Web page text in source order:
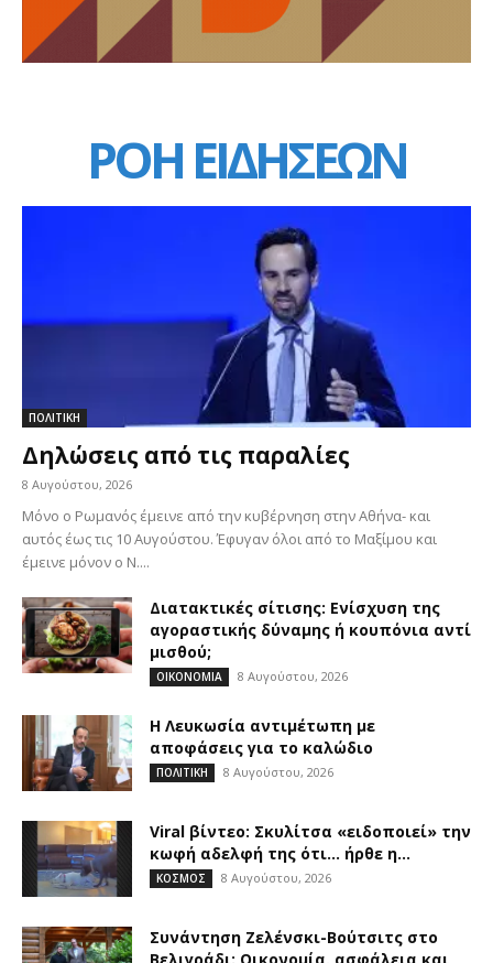
ΡΟΗ ΕΙΔΗΣΕΩΝ
ΠΟΛΙΤΙΚΗ
Δηλώσεις από τις παραλίες
8 Αυγούστου, 2026
Μόνο ο Ρωμανός έμεινε από την κυβέρνηση στην Αθήνα- και
αυτός έως τις 10 Αυγούστου. Έφυγαν όλοι από το Μαξίμου και
έμεινε μόνον ο Ν....
Διατακτικές σίτισης: Ενίσχυση της
αγοραστικής δύναμης ή κουπόνια αντί
μισθού;
ΟΙΚΟΝΟΜΙΑ 8 Αυγούστου, 2026
Η Λευκωσία αντιμέτωπη με
αποφάσεις για το καλώδιο
ΠΟΛΙΤΙΚΗ 8 Αυγούστου, 2026
Viral βίντεο: Σκυλίτσα «ειδοποιεί» την
κωφή αδελφή της ότι… ήρθε η...
ΚΟΣΜΟΣ 8 Αυγούστου, 2026
Συνάντηση Ζελένσκι-Βούτσιτς στο